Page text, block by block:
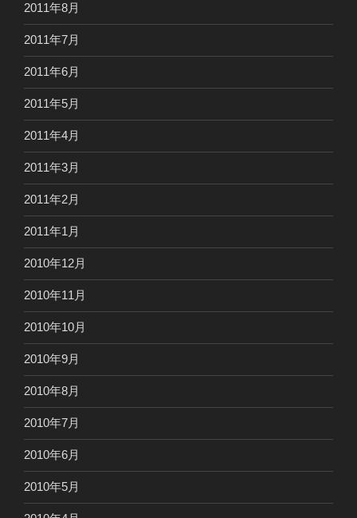
2011年8月
2011年7月
2011年6月
2011年5月
2011年4月
2011年3月
2011年2月
2011年1月
2010年12月
2010年11月
2010年10月
2010年9月
2010年8月
2010年7月
2010年6月
2010年5月